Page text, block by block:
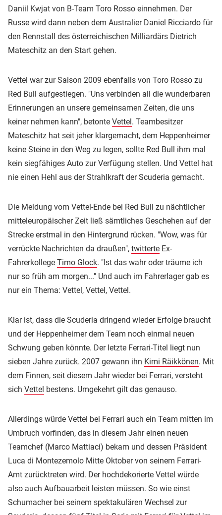
Daniil Kwjat von B-Team Toro Rosso einnehmen. Der
Russe wird dann neben dem Australier Daniel Ricciardo für
den Rennstall des österreichischen Milliardärs Dietrich
Mateschitz an den Start gehen.
Vettel war zur Saison 2009 ebenfalls von Toro Rosso zu
Red Bull aufgestiegen. "Uns verbinden all die wunderbaren
Erinnerungen an unsere gemeinsamen Zeiten, die uns
keiner nehmen kann", betonte Vettel. Teambesitzer
Mateschitz hat seit jeher klargemacht, dem Heppenheimer
keine Steine in den Weg zu legen, sollte Red Bull ihm mal
kein siegfähiges Auto zur Verfügung stellen. Und Vettel hat
nie einen Hehl aus der Strahlkraft der Scuderia gemacht.
Die Meldung vom Vettel-Ende bei Red Bull zu nächtlicher
mitteleuropäischer Zeit ließ sämtliches Geschehen auf der
Strecke erstmal in den Hintergrund rücken. "Wow, was für
verrückte Nachrichten da draußen", twitterte Ex-
Fahrerkollege Timo Glock. "Ist das wahr oder träume ich
nur so früh am morgen..." Und auch im Fahrerlager gab es
nur ein Thema: Vettel, Vettel, Vettel.
Klar ist, dass die Scuderia dringend wieder Erfolge braucht
und der Heppenheimer dem Team noch einmal neuen
Schwung geben könnte. Der letzte Ferrari-Titel liegt nun
sieben Jahre zurück. 2007 gewann ihn Kimi Räikkönen. Mit
dem Finnen, seit diesem Jahr wieder bei Ferrari, versteht
sich Vettel bestens. Umgekehrt gilt das genauso.
Allerdings würde Vettel bei Ferrari auch ein Team mitten im
Umbruch vorfinden, das in diesem Jahr einen neuen
Teamchef (Marco Mattiaci) bekam und dessen Präsident
Luca di Montezemolo Mitte Oktober von seinem Ferrari-
Amt zurücktreten wird. Der hochdekorierte Vettel würde
also auch Aufbauarbeit leisten müssen. So wie einst
Schumacher bei seinem spektakulären Wechsel zur